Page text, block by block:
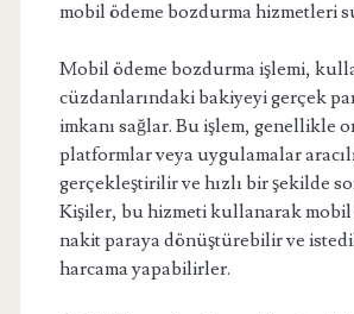
mobil ödeme bozdurma hizmetleri
Mobil ödeme bozdurma işlemi,
cüzdanlarındaki bakiyeyi gerçek
imkanı sağlar. Bu işlem, genellikle
platformlar veya uygulamalar
gerçekleştirilir ve hızlı bir şekilde
Kişiler, bu hizmeti kullanarak
nakit paraya dönüştürebilir ve
harcama yapabilirler.